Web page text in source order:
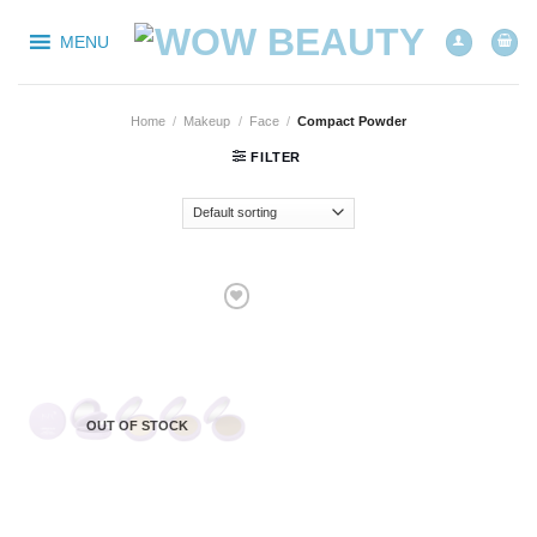
content
MENU
Home / Makeup / Face / Compact Powder
FILTER
OUT OF STOCK